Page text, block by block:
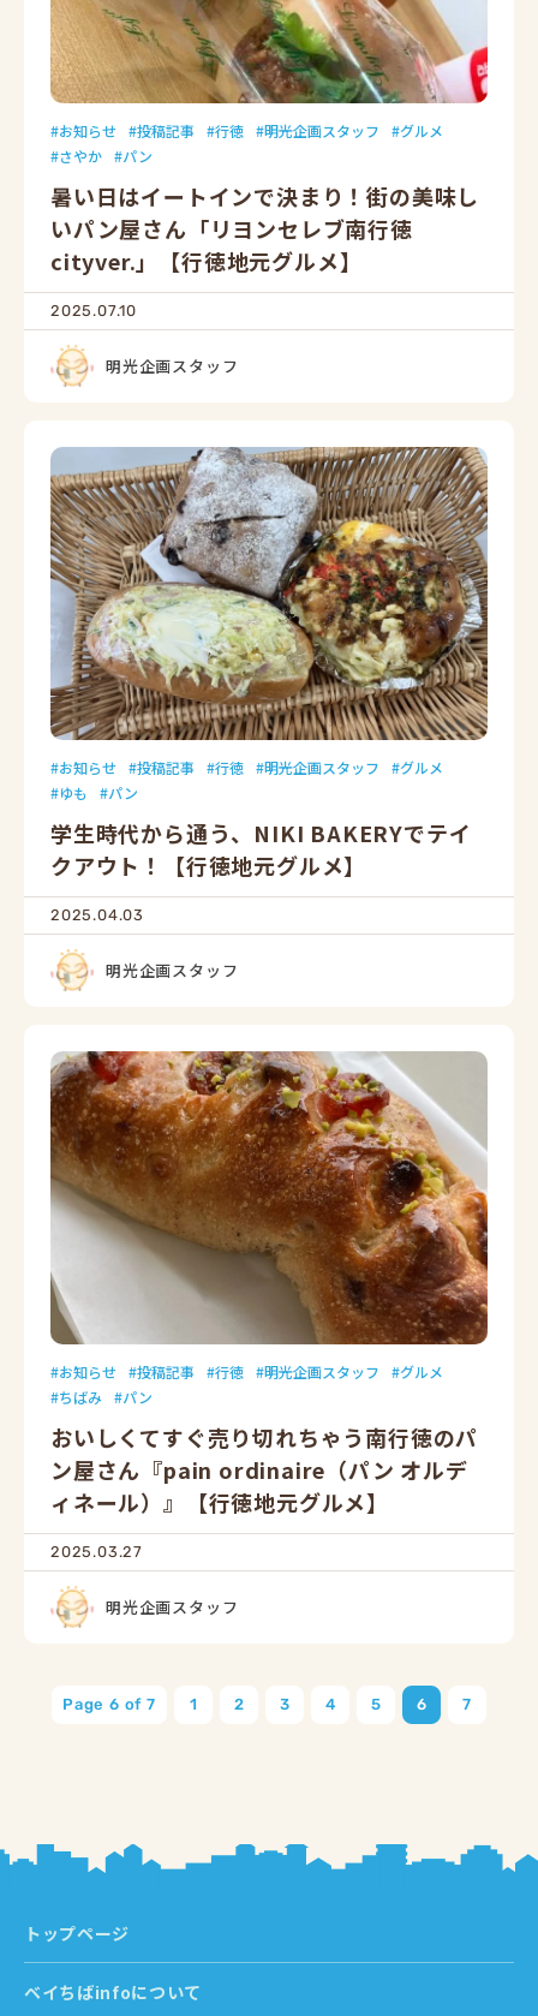
お知らせ 投稿記事 行徳 明光企画スタッフ
グルメ
さやか
パン
暑い日はイートインで決まり！街の美味し
いパン屋さん「リヨンセレブ南行徳
cityver.」【行徳地元グルメ】
2025.07.10
明光企画スタッフ
お知らせ 投稿記事 行徳 明光企画スタッフ
グルメ
ゆも
パン
学生時代から通う、NIKI BAKERYでテイ
クアウト！【行徳地元グルメ】
2025.04.03
明光企画スタッフ
お知らせ 投稿記事 行徳 明光企画スタッフ
グルメ
ちばみ
パン
おいしくてすぐ売り切れちゃう南行徳のパ
ン屋さん『pain ordinaire（パン オルデ
ィネール）』【行徳地元グルメ】
2025.03.27
明光企画スタッフ
Page 6 of 7 1 2 3 4 5 6 7
トップページ
ベイちばinfoについて